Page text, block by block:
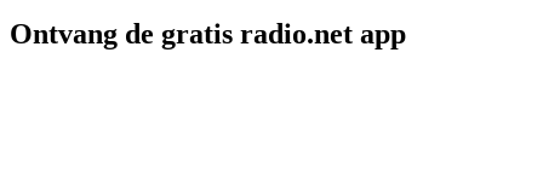
Ontvang de gratis radio.net app